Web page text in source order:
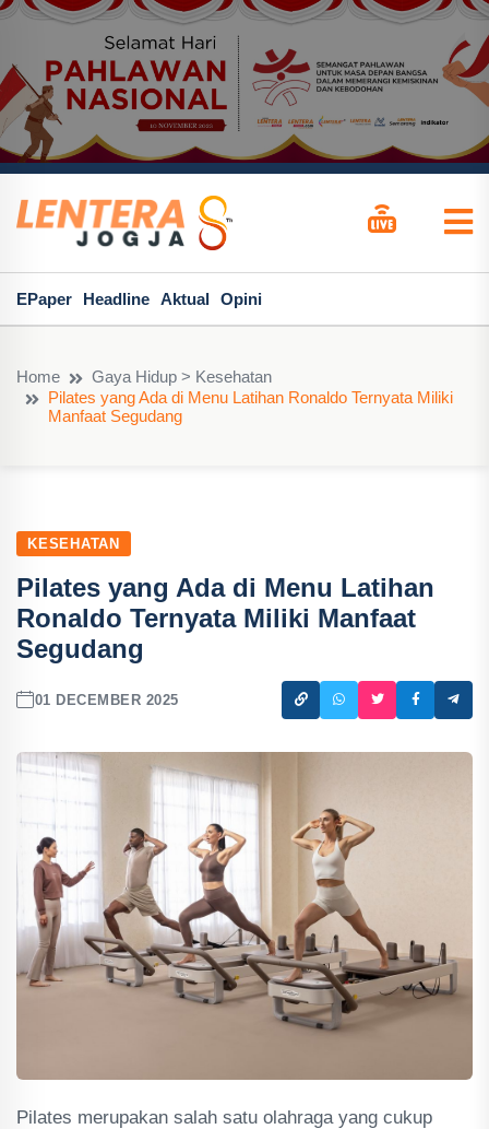
EPaper Headline Aktual Opini
Home
Gaya Hidup > Kesehatan
Pilates yang Ada di Menu Latihan Ronaldo Ternyata Miliki
Manfaat Segudang
KESEHATAN
Pilates yang Ada di Menu Latihan
Ronaldo Ternyata Miliki Manfaat
Segudang
01 DECEMBER 2025
Pilates merupakan salah satu olahraga yang cukup